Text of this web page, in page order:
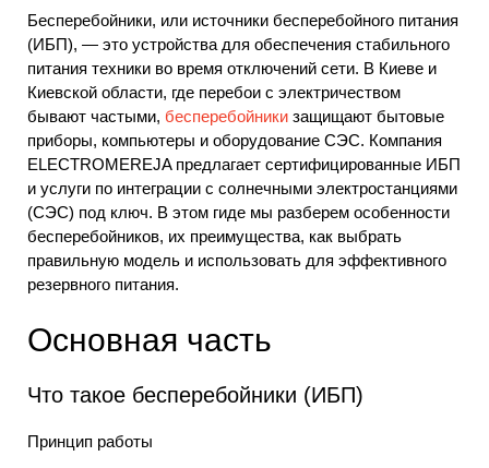
Бесперебойники, или источники бесперебойного питания
(ИБП), — это устройства для обеспечения стабильного
питания техники во время отключений сети. В Киеве и
Киевской области, где перебои с электричеством
бывают частыми, бесперебойники защищают бытовые
приборы, компьютеры и оборудование СЭС. Компания
ELECTROMEREJA предлагает сертифицированные ИБП
и услуги по интеграции с солнечными электростанциями
(СЭС) под ключ. В этом гиде мы разберем особенности
бесперебойников, их преимущества, как выбрать
правильную модель и использовать для эффективного
резервного питания.
Основная часть
Что такое бесперебойники (ИБП)
Принцип работы